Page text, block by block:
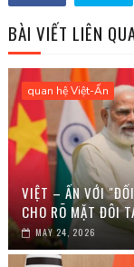
BÀI VIẾT LIÊN
quan hệ Việt-Ấn
VIỆT – ẤN VỚI
CHO RÕ MẶT ĐÔI
MAY 24, 2026